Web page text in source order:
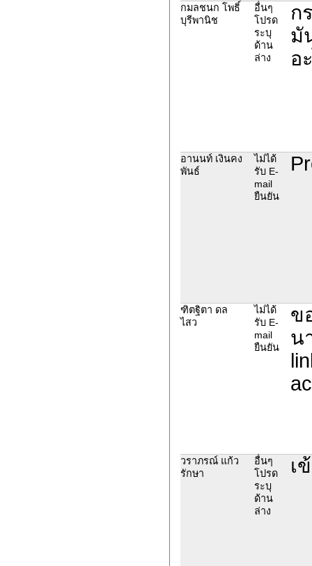
กมลชนก โพธิ์
บุรีพานิช
อื่นๆ
โปรด
ระบุ
ด้าน
ล่าง
ก
มั
อ
อานนท์ เงินคง
พันธ์
ไม่ได้
รับ E-
mail
ยืนยัน
ฑิตฐิตา ดล
ไสว
ไม่ได้
รับ E-
mail
ยืนยัน
ข
น
วราภรณ์ แก้ว
รักษา
อื่นๆ
โปรด
ระบุ
ด้าน
ล่าง
เ